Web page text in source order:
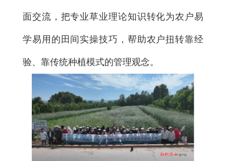
面交流，把专业草业理论知识转化为农户易
学易用的田间实操技巧，帮助农户扭转靠经
验、靠传统种植模式的管理观念。